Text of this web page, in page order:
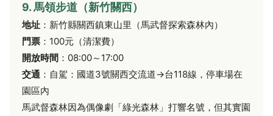
9. 馬領步道（新竹關西）
地址 ：新竹縣關西鎮東山里（馬武督探索森林內）
門票 ：100元（清潔費）
開放時間 ：08:00～17:00
交通 ：自駕：國道3號關西交流道→台118線，停車場在
園區內
馬武督森林因為偶像劇「綠光森林」打響名號，但其實園